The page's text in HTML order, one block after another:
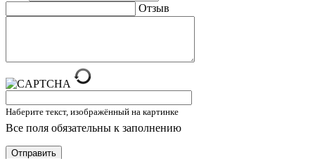
Отзыв
Наберите текст, изображённый на картинке
Все поля обязательны к заполнению
Отправить